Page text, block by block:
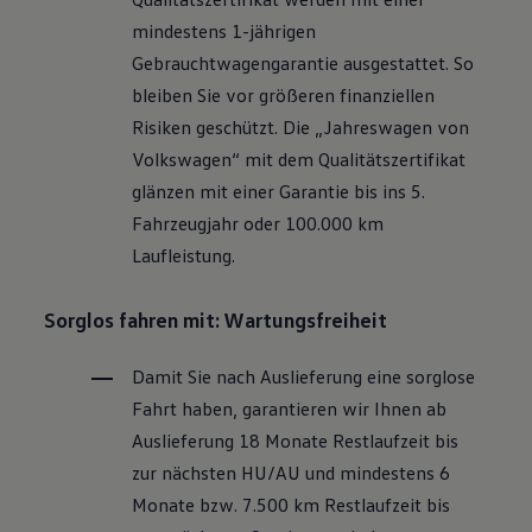
Räder und Reifen
Pannen- und Unfallhilfe
Volkswagen Teile
Zubehör
Schutz und Pflege
Transport
Individualisieren
Wallbox und Ladekabel
Volkswagen Apps, Login und Shop
Handy und Fahrzeug verbinden
Über Ihr Auto
Vorgängermodelle
Kundeninformationen
Volkswagen Kundenbetreuung
Warn- und Kontrollleuchten
Digitale Betriebsanleitung
mindestens 1-jährigen
Gebrauchtwagengarantie ausgestattet. So
bleiben Sie vor größeren finanziellen
Risiken geschützt. Die „Jahreswagen von
Volkswagen“ mit dem Qualitätszertifikat
glänzen mit einer Garantie bis ins 5.
Fahrzeugjahr oder 100.000 km
Laufleistung.
Sorglos fahren mit: Wartungsfreiheit
Damit Sie nach Auslieferung eine sorglose
Fahrt haben, garantieren wir Ihnen ab
Auslieferung 18 Monate Restlaufzeit bis
zur nächsten HU/AU und mindestens 6
Monate bzw. 7.500 km Restlaufzeit bis